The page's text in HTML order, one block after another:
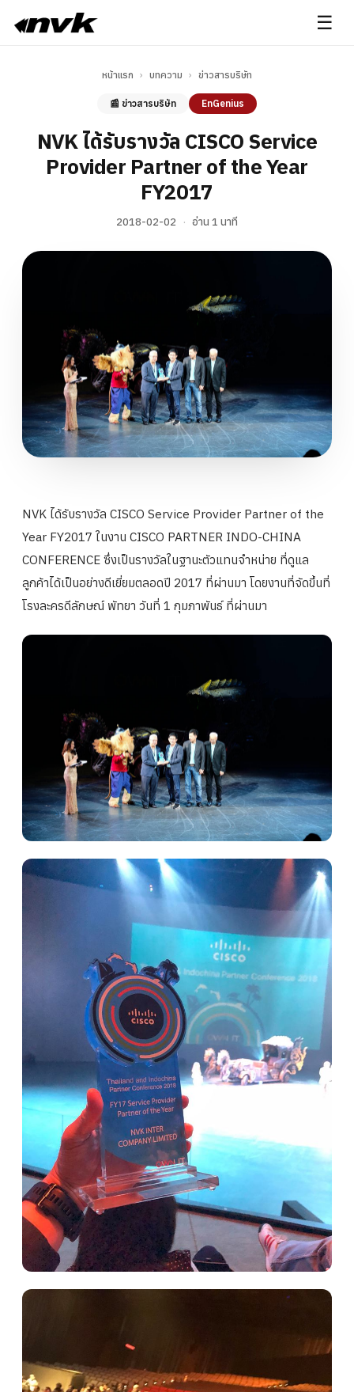
☰
หน้าแรก › บทความ › ข่าวสารบริษัท
📰 ข่าวสารบริษัท EnGenius
NVK ได้รับรางวัล CISCO Service
Provider Partner of the Year
FY2017
2018-02-02 · อ่าน 1 นาที
NVK ได้รับรางวัล CISCO Service Provider Partner of the
Year FY2017 ในงาน CISCO PARTNER INDO-CHINA
CONFERENCE ซึ่งเป็นรางวัลในฐานะตัวแทนจำหน่าย ที่ดูแล
ลูกค้าได้เป็นอย่างดีเยี่ยมตลอดปี 2017 ที่ผ่านมา โดยงานที่จัดขึ้นที่
โรงละครดีลักษณ์ พัทยา วันที่ 1 กุมภาพันธ์ ที่ผ่านมา